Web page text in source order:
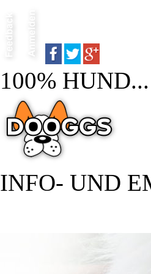
100%
INFO- UND